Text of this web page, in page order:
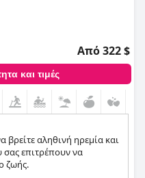
Από 322 $
και τιμές
βρείτε αληθινή ηρεμία και
επιτρέπουν να
ζωής.